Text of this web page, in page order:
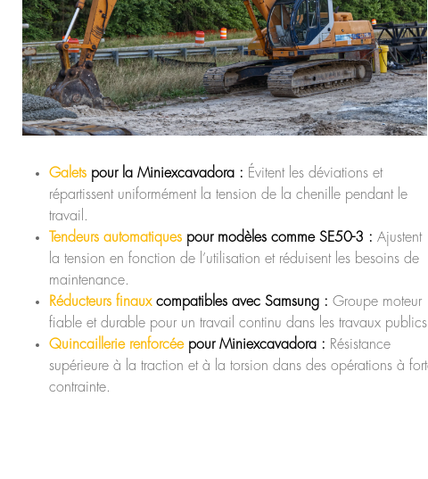
Galets pour la Miniexcavadora : Évitent les déviations et
répartissent uniformément la tension de la chenille pendant le
travail.
Tendeurs automatiques pour modèles comme SE50-3 : Ajustent
la tension en fonction de l’utilisation et réduisent les besoins de
maintenance.
Réducteurs finauxcompatibles avec Samsung : Groupe moteur
fiable et durable pour un travail continu dans les travaux
Quincaillerie renforcéepour Miniexcavadora : Résistance
supérieure à la traction et à la torsion dans des opérations à
contrainte.